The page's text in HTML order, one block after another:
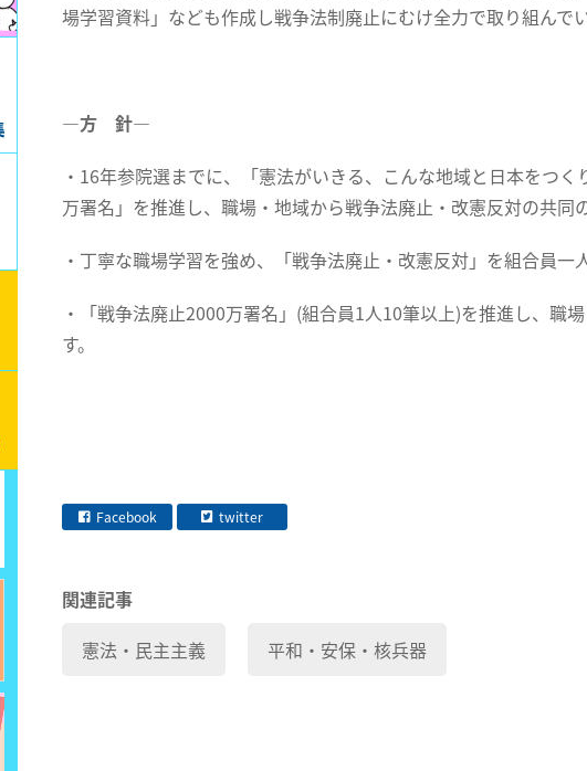
場学習資料」なども作成し戦争法制廃止にむけ全力で取り組んで
―方 針―
・16年参院選までに、「憲法がいきる、こんな地域と日本をつ
万署名」を推進し、職場・地域から戦争法廃止・改憲反対の共同
・丁寧な職場学習を強め、「戦争法廃止・改憲反対」を組合員一
・「戦争法廃止2000万署名」(組合員1人10筆以上)を推進し、職
す。
Facebook twitter
関連記事
憲法・民主主義
平和・安保・核兵器